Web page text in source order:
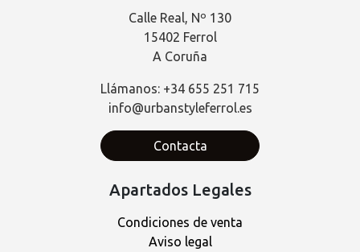
Calle Real, Nº 130
15402 Ferrol
A Coruña
Llámanos: +34 655 251 715
info@urbanstyleferrol.es
Contacta
Apartados Legales
Condiciones de venta
Aviso legal